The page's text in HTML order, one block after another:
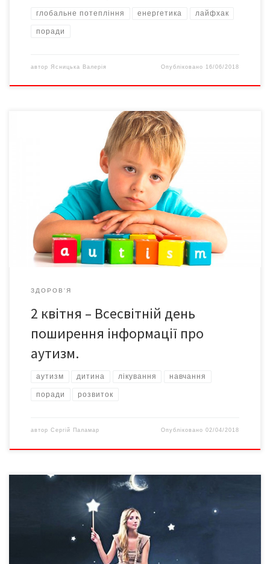
глобальне потепління енергетика лайфхак
поради
автор Ясницька Валерія Опубліковано 16/06/2018
У 1990-х роках ХХ ст. ця хвороба була мало вивченим
захворюванням. Цей діагноз ставили в середньому 1 дитині з 5
тисяч. Сучасніі дослідження, проведені за фінансової
підтримки організації Autism speaks в Південній Кореї, дали
страшні результати. 1 школяр з 38 є аутистом,
пише uamodna.com Пропонуємо 10 найважливіших фактів про
розлади аутистичного […]
ЗДОРОВ'Я
2 квітня – Всесвітній день
поширення інформації про
аутизм.
аутизм дитина лікування навчання
поради розвиток
автор Сергій Паламар Опубліковано02/04/2018
Ми підходимо до межі цього року і вже за тиждень
зустрічатимемо новий – 2018-й. Грудень, Новий рік, Різдво –
традиційний час підвести підсумки, згадати щасливі та сумні
моменти, побудувати плани і помріяти про майбутнє. “Ми